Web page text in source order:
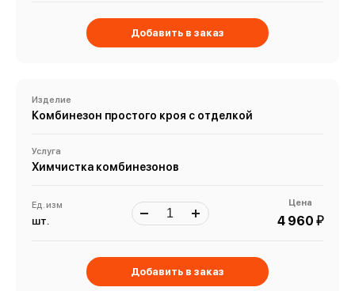
Добавить в заказ
Изделие
Комбинезон простого кроя с отделкой
Услуга
Химчистка комбинезонов
Ед. изм
шт.
Цена
4 960 й
Добавить в заказ